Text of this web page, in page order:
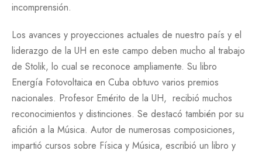
incomprensión.
Los avances y proyecciones actuales de nuestro país y el
liderazgo de la UH en este campo deben mucho al trabajo
de Stolik, lo cual se reconoce ampliamente. Su libro
Energía Fotovoltaica en Cuba obtuvo varios premios
nacionales. Profesor Emérito de la UH, recibió muchos
reconocimientos y distinciones. Se destacó también por su
afición a la Música. Autor de numerosas composiciones,
impartió cursos sobre Física y Música, escribió un libro y